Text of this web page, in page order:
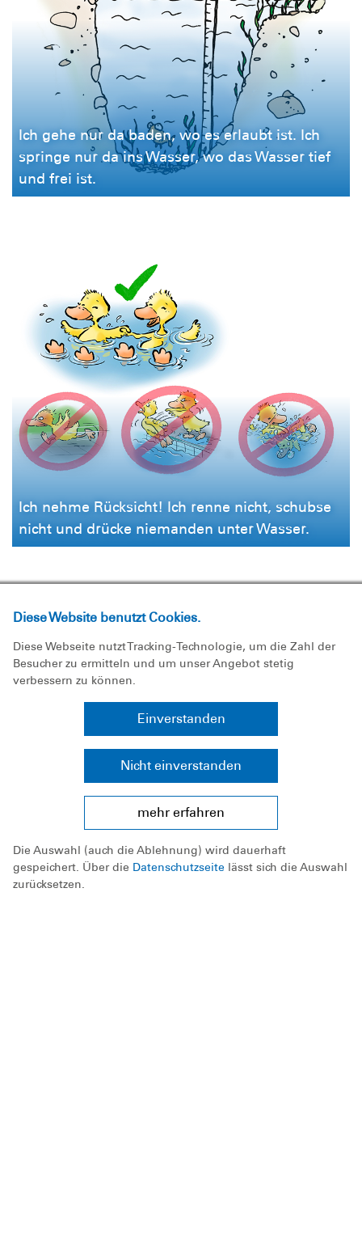
Ich gehe nur da baden, wo es erlaubt ist. Ich
springe nur da ins Wasser, wo das Wasser tief
und frei ist.
Ich nehme Rücksicht! Ich renne nicht, schubse
nicht und drücke niemanden unter Wasser.
Schwimmflügel, Schwimmtiere und
Luftmatratze sind nicht sicher und schützen
mich nicht vor dem Ertrinken.
Diese Website benutzt Cookies.
Diese Webseite nutzt Tracking-Technologie, um die Zahl der
Besucher zu ermitteln und um unser Angebot stetig
verbessern zu können.
Einverstanden
Nicht einverstanden
mehr erfahren
Die Auswahl (auch die Ablehnung) wird dauerhaft
gespeichert. Über die Datenschutzseite lässt sich die Auswahl
zurücksetzen.